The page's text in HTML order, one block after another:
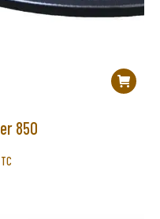
850